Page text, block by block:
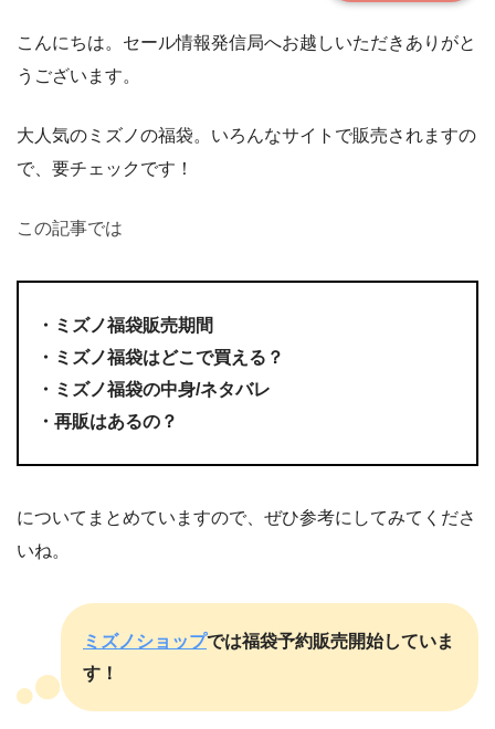
こんにちは。セール情報発信局へお越しいただきありがと
うございます。
大人気のミズノの福袋。いろんなサイトで販売されますの
で、要チェックです！
この記事では
・ミズノ福袋販売期間
・ミズノ福袋はどこで買える？
・ミズノ福袋の中身/ネタバレ
・再販はあるの？
についてまとめていますので、ぜひ参考にしてみてくださ
いね。
ミズノショップでは福袋予約販売開始していま
す！